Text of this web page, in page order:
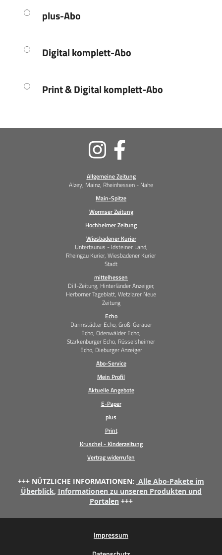
plus-Abo
Digital komplett-Abo
Print & Digital komplett-Abo
Allgemeine Zeitung
Alzey, Mainz, Rheinhessen - Nahe
Main-Spitze
Wormser Zeitung
Hochheimer Zeitung
Wiesbadener Kurier
Untertaunus - Idsteiner Land,
Rheingau Kurier, Wiesbadener Kurier
Stadt
mittelhessen
Dill-Zeitung, Hinterländer Anzeiger,
Herborner Tageblatt, Wetzlarer Neue
Zeitung
Echo
Darmstädter Echo, Groß-Gerauer
Echo, Odenwälder Echo,
Starkenburger Echo, Rüsselsheimer
Echo, Dieburger Anzeiger
Abo-Service
Mein Profil
Aktuelle Angebote
E-Paper
plus
Print
Kruschel - Kinderzeitung
Vertrag widerrufen
Soziale
Medien
+++ NÜTZLICHE INFORMATIONEN: Alle Abo-Pakete im
Überblick, Informationen zu unseren Produkten und
Portalen +++
Impressum